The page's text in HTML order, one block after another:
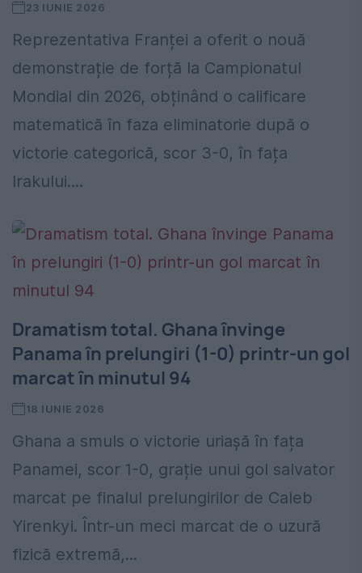
23 IUNIE 2026
Reprezentativa Franței a oferit o nouă
demonstrație de forță la Campionatul
Mondial din 2026, obținând o calificare
matematică în faza eliminatorie după o
victorie categorică, scor 3-0, în fața
Irakului....
Dramatism total. Ghana învinge
Panama în prelungiri (1-0) printr-un gol
marcat în minutul 94
18 IUNIE 2026
Ghana a smuls o victorie uriașă în fața
Panamei, scor 1-0, grație unui gol salvator
marcat pe finalul prelungirilor de Caleb
Yirenkyi. Într-un meci marcat de o uzură
fizică extremă,...